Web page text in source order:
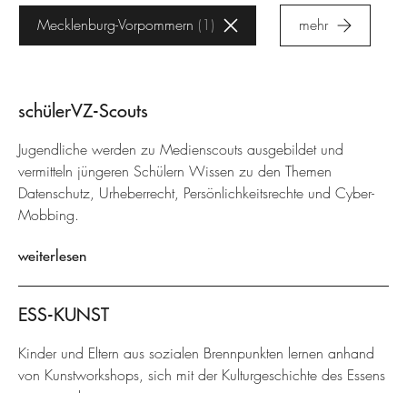
Mecklenburg-Vorpommern 1 mehr
schülerVZ-Scouts
Jugendliche werden zu Medienscouts ausgebildet und
vermitteln jüngeren Schülern Wissen zu den Themen
Datenschutz, Urheberrecht, Persönlichkeitsrechte und Cyber-
Mobbing.
weiterlesen
ESS-KUNST
Kinder und Eltern aus sozialen Brennpunkten lernen anhand
von Kunstworkshops, sich mit der Kulturgeschichte des Essens